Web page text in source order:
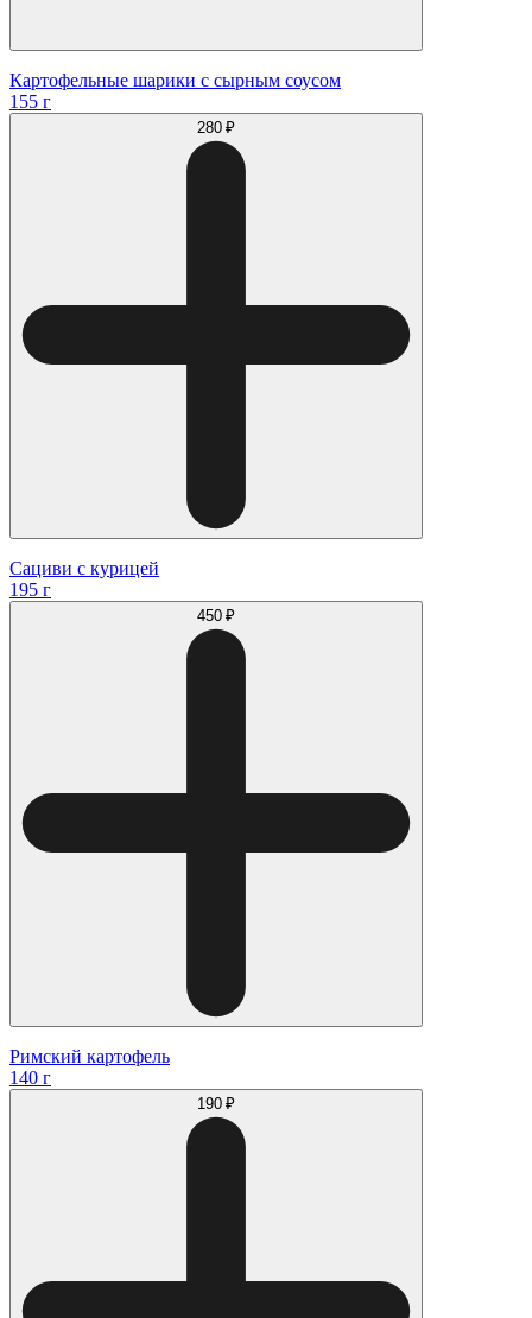
Картофельные шарики с сырным соусом
155 г
280 ₽
Сациви с курицей
195 г
450 ₽
Римский картофель
140 г
190 ₽